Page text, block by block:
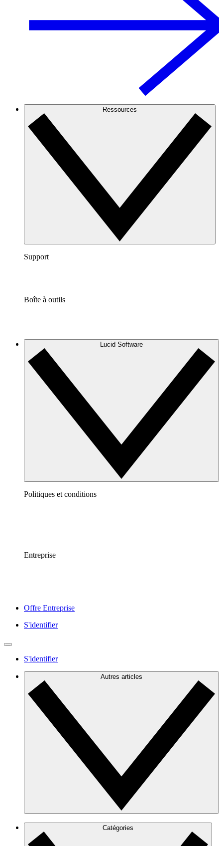
Ressources
Support
Boîte à outils
Lucid Software
Politiques et conditions
Entreprise
Offre Entreprise
S'identifier
S'identifier
Autres articles
Catégories